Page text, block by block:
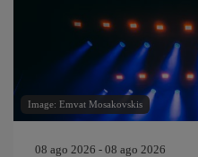
Image: Emvat Mosakovskis
08 ago 2026 - 08 ago 2026